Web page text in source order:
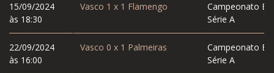
15/09/2024
às 18:30
22/09/2024
às 16:00
Vasco 1 x 1 Flamengo
Campeonato
Série A
Vasco 0 x 1 Palmeiras
Campeonato
Série A